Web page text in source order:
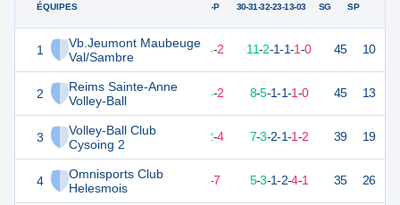
ÉQUIPES
1
Vb.Jeumont Maubeuge
Val/Sambre
2
Reims Sainte-Anne
Volley-Ball
3
Volley-Ball Club
Cysoing 2
4
Omnisports Club
Helesmois
G-P 30-31-32-23-13-03 SG SP
42 16 14-2 11-2-1-1-1-0 45 10
42 16 14-2 8-5-1-1-1-0 45 13
35 12-4 7-3-2-1-1-2 39 19
28 -7 5-3-1-2-4-1 35 26